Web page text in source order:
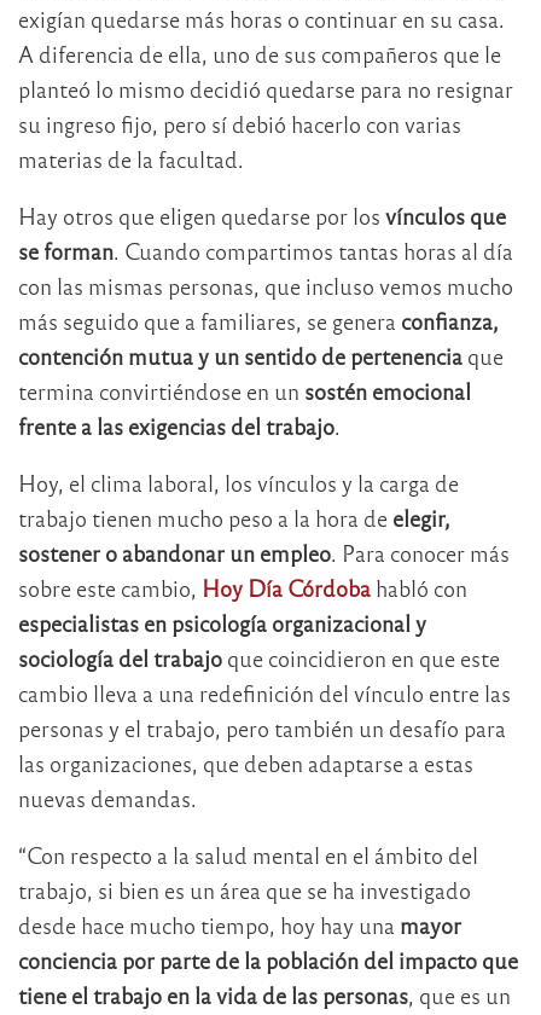
exigían quedarse más horas o continuar en su casa.
A diferencia de ella, uno de sus compañeros que le
planteó lo mismo decidió quedarse para no resignar
su ingreso fijo, pero sí debió hacerlo con varias
materias de la facultad.
Hay otros que eligen quedarse por los vínculos que
se forman. Cuando compartimos tantas horas al día
con las mismas personas, que incluso vemos mucho
más seguido que a familiares, se genera confianza,
contención mutua y un sentido de pertenencia que
termina convirtiéndose en un sostén emocional
frente a las exigencias del trabajo.
Hoy, el clima laboral, los vínculos y la carga de
trabajo tienen mucho peso a la hora de elegir,
sostener o abandonar un empleo. Para conocer más
sobre este cambio, Hoy Día Córdoba habló con
especialistas en psicología organizacional y
sociología del trabajo que coincidieron en que este
cambio lleva a una redefinición del vínculo entre las
personas y el trabajo, pero también un desafío para
las organizaciones, que deben adaptarse a estas
nuevas demandas.
“Con respecto a la salud mental en el ámbito del
trabajo, si bien es un área que se ha investigado
desde hace mucho tiempo, hoy hay una mayor
conciencia por parte de la población del impacto que
tiene el trabajo en la vida de las personas, que es un